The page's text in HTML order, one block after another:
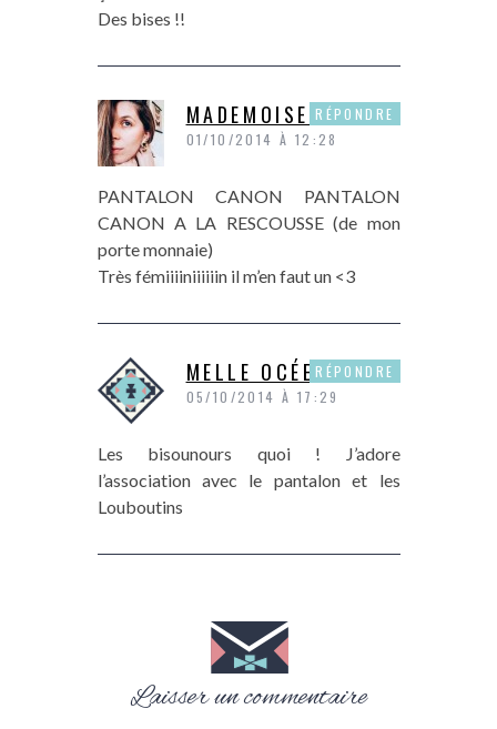
Des bises !!
MADEMOISELLEVI
01/10/2014 À 12:28
PANTALON CANON PANTALON
CANON A LA RESCOUSSE (de mon
porte monnaie)
Très fémiiiiniiiiiin il m’en faut un <3
RÉPONDRE
MELLE OCÉEAN
05/10/2014 À 17:29
Les bisounours quoi ! J’adore
l’association avec le pantalon et les
Louboutins
RÉPONDRE
Laisser un commentaire